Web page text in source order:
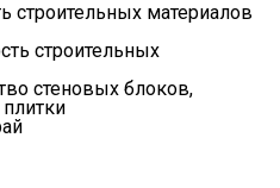
материалов
строительных
стеновых блоков,
плитки